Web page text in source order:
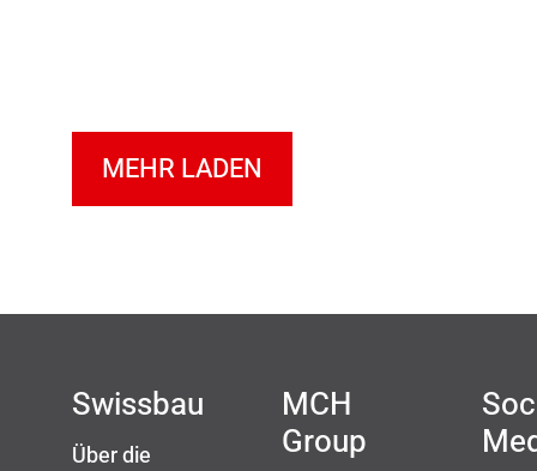
MEHR LADEN
Swissbau
Über die
MCH
Group